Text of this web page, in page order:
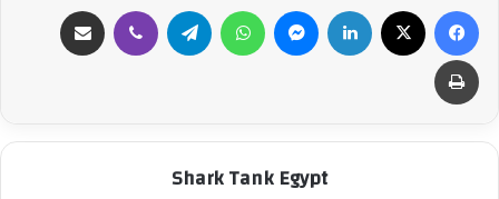
فيسبوك لينكدإن ماسنجر واتساب تيلقرام ڤايبر
طباعة
Shark Tank Egypt